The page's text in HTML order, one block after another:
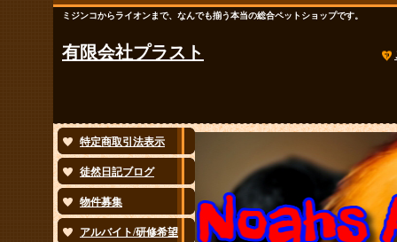
ミジンコからライオンまで、なんでも揃う本当の総合ペットショップです。
有限会社プラスト
特定商取引法表示
徒然日記ブログ
物件募集
アルバイト/研修希望